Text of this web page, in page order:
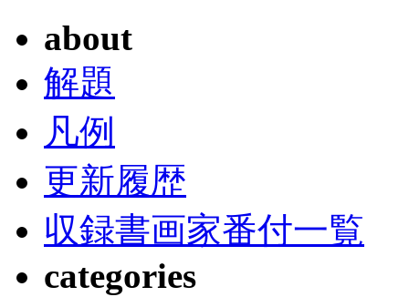
about
解題
凡例
更新履歴
収録書画家番付一覧
categories